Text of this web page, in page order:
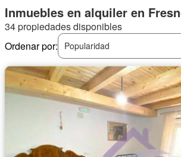
Inmuebles en alquiler en
34 propiedades disponibles
Ordenar por:
Popularidad